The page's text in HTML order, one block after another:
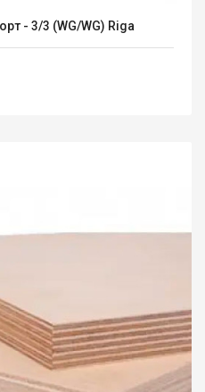
- 3/3 (WG/WG) Riga